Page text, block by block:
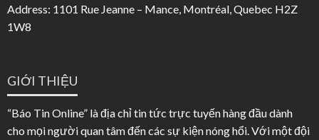
Address: 1101 Rue Jeanne – Mance, Montréal, Quebec H2Z
1W8
GIỚI THIỆU
“Báo Tin Online” là địa chỉ tin tức trực tuyến hàng đầu dành
cho mọi người quan tâm đến các sự kiện nóng hổi. Với một đội